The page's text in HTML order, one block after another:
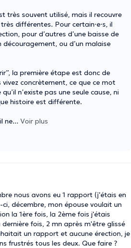
très souvent utilisé, mais il recouvre
différentes. Pour certain·e·s, il
pour d’autres d’une baisse de
découragement, ou d’un malaise
la première étape est donc de
concrètement, ce que ce mot
n’existe pas une seule cause, ni
histoire est différente.
ne... Voir plus
nous avons eu 1 rapport (j'étais en
décembre, mon épouse voulait un
la 1ère fois, la 2ème fois j'étais
fois, 2 mn après m'être glissé
un rapport et aucune érection, je
frustrés tous les deux. Que faire ?